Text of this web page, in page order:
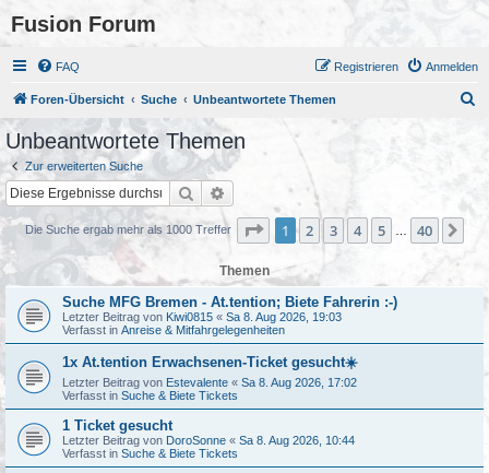
Fusion Forum
FAQ Anmelden
Registrieren
Foren-Übersicht Suche Unbeantwortete Themen
Unbeantwortete Themen
Zur erweiterten Suche
Suche Erweiterte Suche
Die Suche ergab mehr als 1000 Treffer Seite 1von 40
1 2 3 4 5 40
Themen
Suche MFG Bremen - At.tention; Biete Fahrerin :-)
Letzter Beitrag von Kiwi0815 « Sa 8. Aug 2026, 19:03
Verfasst in Anreise & Mitfahrgelegenheiten
1x At.tention Erwachsenen-Ticket gesucht☀️
Letzter Beitrag von Estevalente « Sa 8. Aug 2026, 17:02
Verfasst in Suche & Biete Tickets
1 Ticket gesucht
Letzter Beitrag von DoroSonne « Sa 8. Aug 2026, 10:44
Verfasst in Suche & Biete Tickets